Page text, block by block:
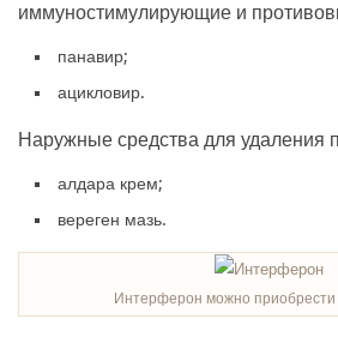
иммуностимулирующие и
панавир;
ацикловир.
Наружные средства для удаления
алдара крем;
вереген мазь.
Интерферон можно приобрести